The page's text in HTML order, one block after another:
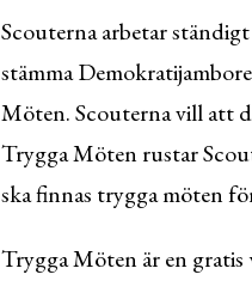
Scouterna arbetar
stämma
Möten. Scouterna vill att
Trygga Möten rustar
ska finnas trygga möten
Trygga Möten är en